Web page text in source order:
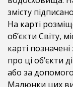
змісту
На карті
об’єкти Світу,
карті
про ці об’єкти
або за
Малюнки цих